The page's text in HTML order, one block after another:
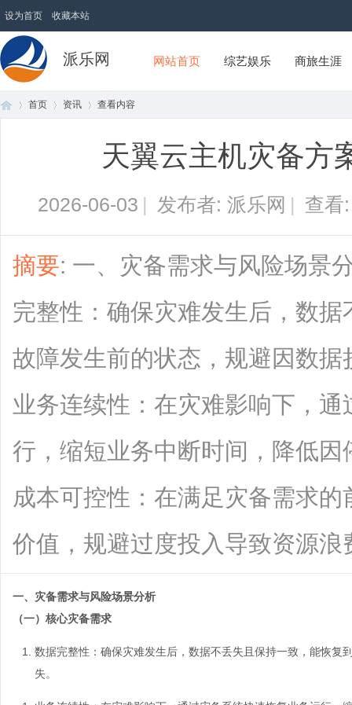
设为首页 收藏本站
派乐网 网站首页 综艺娱乐 商旅生涯
首页 资讯 查看内容
天翼云主机灾备方
2026-06-03 | 发布者: 派乐网 | 查
摘要: 一、灾备需求与风险场景
完整性：确保灾难发生后，数
故障发生前的状态，规避因数
业务连续性：在灾难影响下，
行，缩短业务中断时间，降低
成本可控性：在满足灾备需求
价值，规避过度投入导致资源浪
一、灾备需求与风险场景分析
（一）核心灾备需求
数据完整性 ：确保灾难发生后，数据不丢失且保持一致，能恢
失。